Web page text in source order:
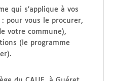
qui s’applique à vos
: pour vous le procurer,
votre commune),
(le programme